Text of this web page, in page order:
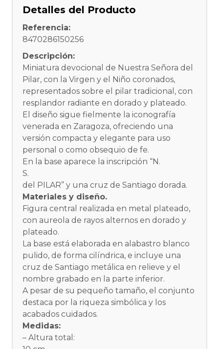
Detalles del Producto
Referencia:
8470286150256
Descripción:
Miniatura devocional de Nuestra Señora del
Pilar, con la Virgen y el Niño coronados,
representados sobre el pilar tradicional, con
resplandor radiante en dorado y plateado.
El diseño sigue fielmente la iconografía
venerada en Zaragoza, ofreciendo una
versión compacta y elegante para uso
personal o como obsequio de fe.
En la base aparece la inscripción “N.
S.
del PILAR” y una cruz de Santiago dorada.
Materiales y diseño.
Figura central realizada en metal plateado,
con aureola de rayos alternos en dorado y
plateado.
La base está elaborada en alabastro blanco
pulido, de forma cilíndrica, e incluye una
cruz de Santiago metálica en relieve y el
nombre grabado en la parte inferior.
A pesar de su pequeño tamaño, el conjunto
destaca por la riqueza simbólica y los
acabados cuidados.
Medidas:
– Altura total: